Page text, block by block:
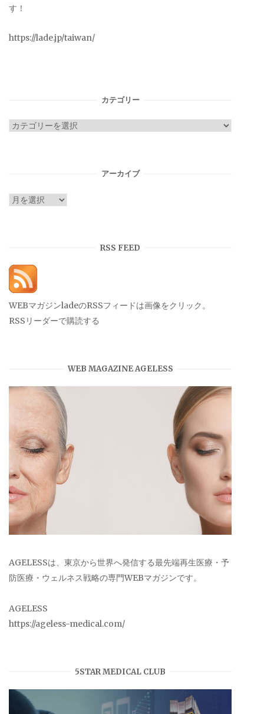
す！
https://lade.jp/taiwan/
カテゴリー
カ
アーカイブ
ア
RSS FEED
WEBマガジンladeのRSSフィードは画像をクリック。
RSSリーダーで購読する
WEB MAGAZINE AGELESS
AGELESSは、東京から世界へ発信する最先端再生医療・予
防医療・ウェルネス戦略の専門WEBマガジンです。
AGELESS
https://ageless-medical.com/
5STAR MEDICAL CLUB